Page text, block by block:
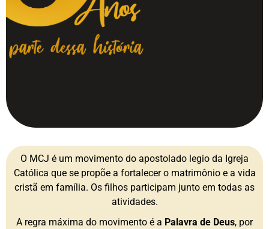
O MCJ é um movimento do apostolado legio da Igreja
Católica que se propõe a fortalecer o matrimônio e a vida
cristã em família. Os filhos participam junto em todas as
atividades.
A regra máxima do movimento é a Palavra de Deus, por